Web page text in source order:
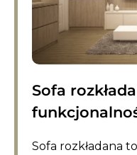
Sofa
Sofa rozkładana